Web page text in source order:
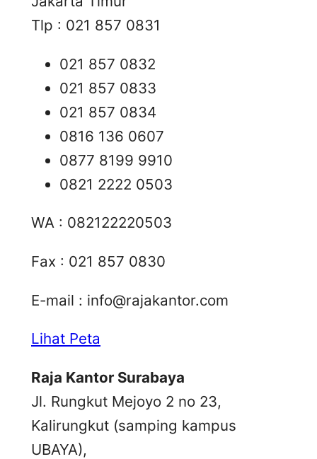
Tlp : 021 857 0831
021 857 0832
021 857 0833
021 857 0834
0816 136 0607
0877 8199 9910
0821 2222 0503
WA : 082122220503
Fax : 021 857 0830
E-mail : info@rajakantor.com
Lihat Peta
Raja Kantor Surabaya
Jl. Rungkut Mejoyo 2 no 23,
Kalirungkut (samping kampus
UBAYA),